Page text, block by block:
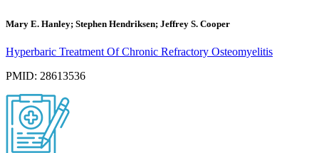
Mary E. Hanley; Stephen Hendriksen; Jeffrey S. Cooper
Hyperbaric Treatment Of Chronic Refractory Osteomyelitis
PMID: 28613536